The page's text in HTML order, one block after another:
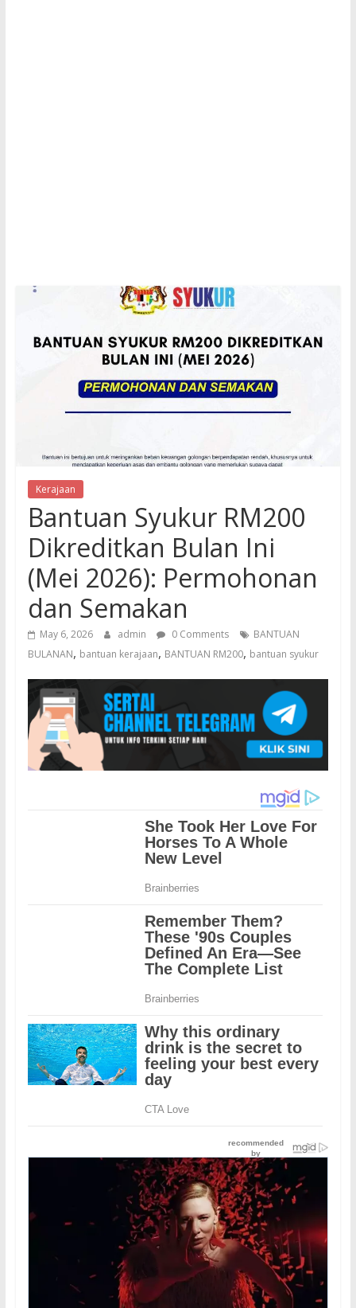
Kerajaan
Bantuan Syukur RM200
Dikreditkan Bulan Ini
(Mei 2026): Permohonan
dan Semakan
May 6, 2026 admin 0 Comments
BANTUAN
BULANAN, bantuan kerajaan, BANTUAN RM200, bantuan syukur